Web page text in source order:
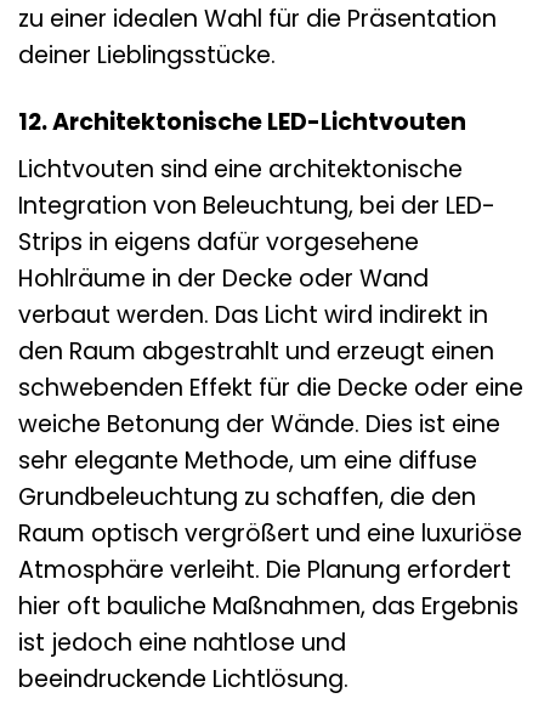
zu einer idealen Wahl für die Präsentation
deiner Lieblingsstücke.
12. Architektonische LED-Lichtvouten
Lichtvouten sind eine architektonische
Integration von Beleuchtung, bei der LED-
Strips in eigens dafür vorgesehene
Hohlräume in der Decke oder Wand
verbaut werden. Das Licht wird indirekt in
den Raum abgestrahlt und erzeugt einen
schwebenden Effekt für die Decke oder eine
weiche Betonung der Wände. Dies ist eine
sehr elegante Methode, um eine diffuse
Grundbeleuchtung zu schaffen, die den
Raum optisch vergrößert und eine luxuriöse
Atmosphäre verleiht. Die Planung erfordert
hier oft bauliche Maßnahmen, das Ergebnis
ist jedoch eine nahtlose und
beeindruckende Lichtlösung.